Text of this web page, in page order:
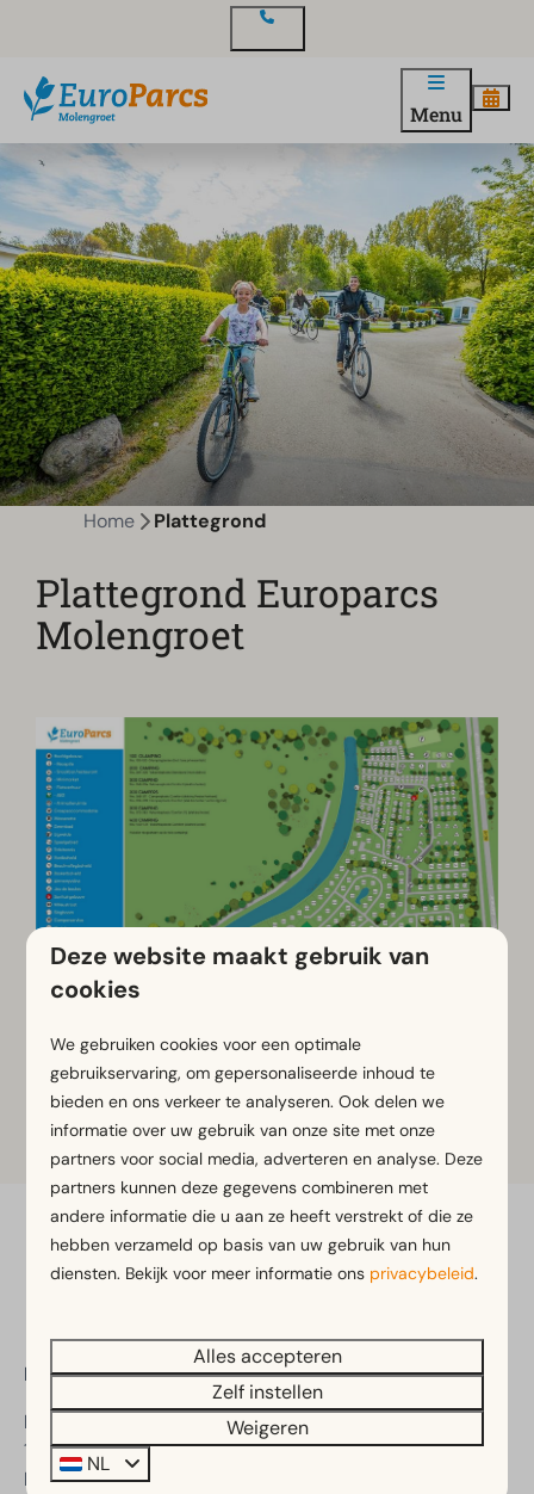
Menu
Home Plattegrond
Plattegrond Europarcs
Molengroet
Klik op de plattegrond om in te
zoomen
Veilig betalen
EuroParcs Molengroet
Molengroet 1
1723 PX Noord-Scharwoude
Noord-Holland
Deze website maakt gebruik van
cookies
We gebruiken cookies voor een optimale
gebruikservaring, om gepersonaliseerde inhoud te
bieden en ons verkeer te analyseren. Ook delen we
informatie over uw gebruik van onze site met onze
partners voor social media, adverteren en analyse. Deze
partners kunnen deze gegevens combineren met
andere informatie die u aan ze heeft verstrekt of die ze
hebben verzameld op basis van uw gebruik van hun
diensten. Bekijk voor meer informatie ons privacybeleid.
Alles accepteren
Zelf instellen
Weigeren
NL